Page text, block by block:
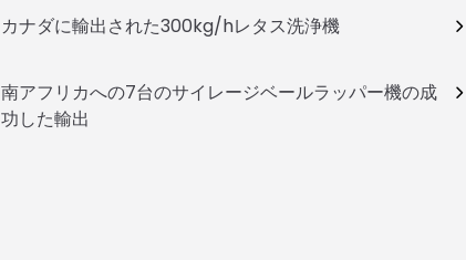
カナダに輸出された300kg/hレタス洗浄機
南アフリカへの7台のサイレージベールラッパー機の成
功した輸出